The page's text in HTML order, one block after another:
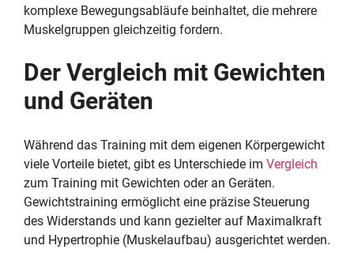
komplexe Bewegungsabläufe beinhaltet, die mehrere
Muskelgruppen gleichzeitig fordern.
Der Vergleich mit Gewichten
und Geräten
Während das Training mit dem eigenen Körpergewicht
viele Vorteile bietet, gibt es Unterschiede im Vergleich
zum Training mit Gewichten oder an Geräten.
Gewichtstraining ermöglicht eine präzise Steuerung
des Widerstands und kann gezielter auf Maximalkraft
und Hypertrophie (Muskelaufbau) ausgerichtet werden.